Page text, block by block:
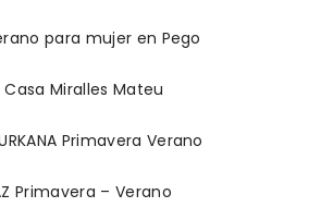
para mujer en Pego
Miralles Mateu
Primavera Verano
Primavera – Verano